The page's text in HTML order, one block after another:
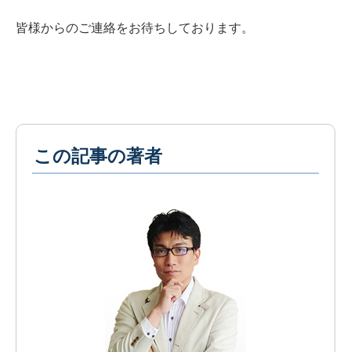
皆様からのご連絡をお待ちしております。
この記事の著者